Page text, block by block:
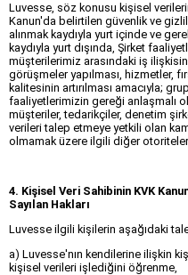
Luvesse, söz konusu kişisel
Kanun'da belirtilen güvenlik ve
alınmak kaydıyla yurt içinde ve
kaydıyla yurt dışında, Şirket
müşterilerimiz arasındaki iş
görüşmeler yapılması, hizmetler,
kalitesinin artırılması amacıyla;
faaliyetlerimizin gereği anlaşmalı
müşteriler, tedarikçiler, denetim
verileri talep etmeye yetkili olan
olmamak üzere ilgili diğer
4. Kişisel Veri Sahibinin KVK
Sayılan Hakları
Luvesse ilgili kişilerin aşağıdaki
a) Luvesse'nın kendilerine ilişkin
kişisel verileri işlediğini öğrenme,